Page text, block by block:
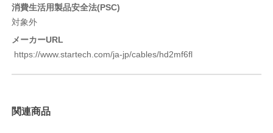
消費生活用製品安全法(PSC)
対象外
メーカーURL
https://www.startech.com/ja-jp/cables/hd2mf6fl
関連商品